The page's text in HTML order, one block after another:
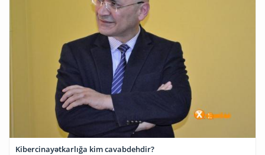
Kibercinayətkarlığa kim cavabdehdir?